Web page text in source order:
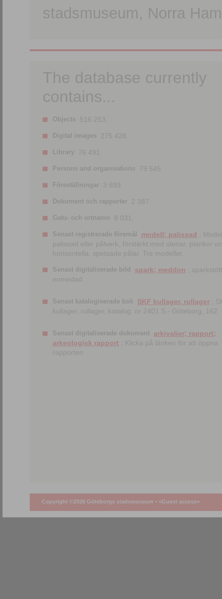
stadsmuseum, Norra
The database currently
contains...
Objects 516 253.
Digital images 275 428.
Library 76 491.
Persons and organisations 79 545.
Föreställningar 3 693.
Dokument och rapporter 2 387.
Gatu- och ortnamn 8 031.
Senast registrerade föremål modell; palissad
;
palissad eller pålverk, förstärkt med stenar, plankor
horisontella, spetsade pålar. Tre modeller.
Senast digitaliserade bild spark; meddon ;
enmedad
Senast katalogiserade bok SKF kullager, rullager ;
kullager, rullager, katalog. nr 2401 S.- Göteborg, 162
Senast digitaliserade dokument arkivalier; rapport;
arkeologisk rapport ; Klicka på länken för att öppna
rapporten
Copyright ©2026 Göteborgs stadsmuseum • <Guest access>